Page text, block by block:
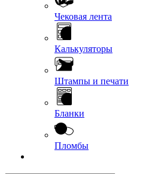
Чековая лента
Калькуляторы
Штампы и печати
Бланки
Пломбы